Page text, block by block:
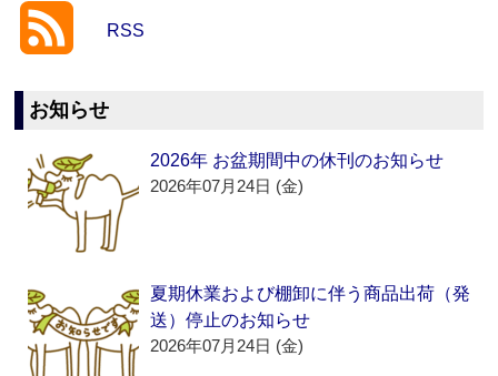
RSS
お知らせ
2026年 お盆期間中の休刊のお知らせ
2026年07月24日 (金)
夏期休業および棚卸に伴う商品出荷（発
送）停止のお知らせ
2026年07月24日 (金)